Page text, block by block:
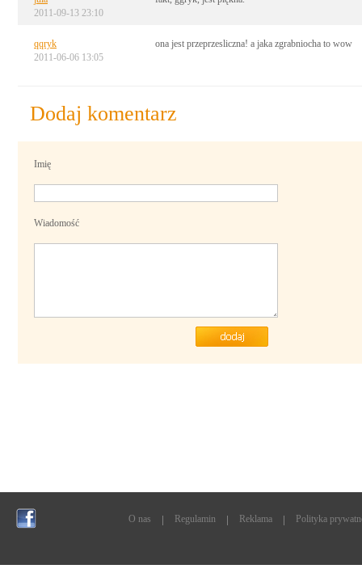
2011-09-13 23:10
qqryk
2011-06-06 13:05
ona jest przeprzesliczna! a jaka zgrabniocha to wow
Dodaj komentarz
Imię
Wiadomość
O nas Regulamin Reklama Polityka